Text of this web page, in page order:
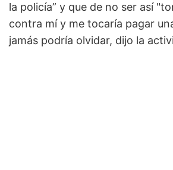
la policía” y que de no ser así
contra mí y me tocaría pagar
jamás podría olvidar, dijo la